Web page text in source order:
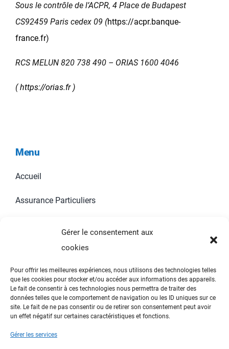
Gérer le consentement aux
cookies
Pour offrir les meilleures expériences, nous utilisons des technologies telles
que les cookies pour stocker et/ou accéder aux informations des appareils.
Le fait de consentir à ces technologies nous permettra de traiter des
données telles que le comportement de navigation ou les ID uniques sur ce
site. Le fait de ne pas consentir ou de retirer son consentement peut avoir
un effet négatif sur certaines caractéristiques et fonctions.
Gérer les services
Sous le contrôle de l’ACPR, 4 Place de Budapest
CS92459 Paris cedex 09 (https://acpr.banque-
france.fr)
RCS MELUN 820 738 490 – ORIAS 1600 4046
(https://orias.fr)
Menu
Accueil
Assurance Particuliers
Informations
Toggle
Mentions Légales